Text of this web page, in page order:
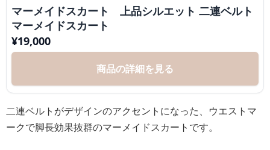
マーメイドスカート 上品シルエット 二連ベルト
マーメイドスカート
¥19,000
商品の詳細を見る
二連ベルトがデザインのアクセントになった、ウエストマ
ークで脚長効果抜群のマーメイドスカートです。